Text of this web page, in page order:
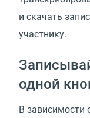
и скачать
участнику.
одной
В зависимости